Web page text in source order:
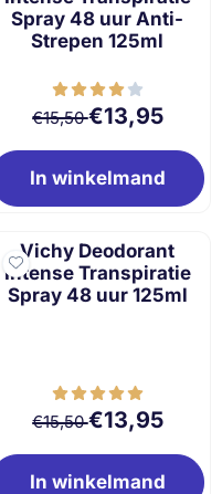
Spray 48 uur Anti-
Strepen 125ml
Van 15,50 voor
€15,50€13,95
In winkelmand
Vichy Deodorant
Intense Transpiratie
Spray 48 uur 125ml
Van 15,50 voor
€15,50€13,95
In winkelmand